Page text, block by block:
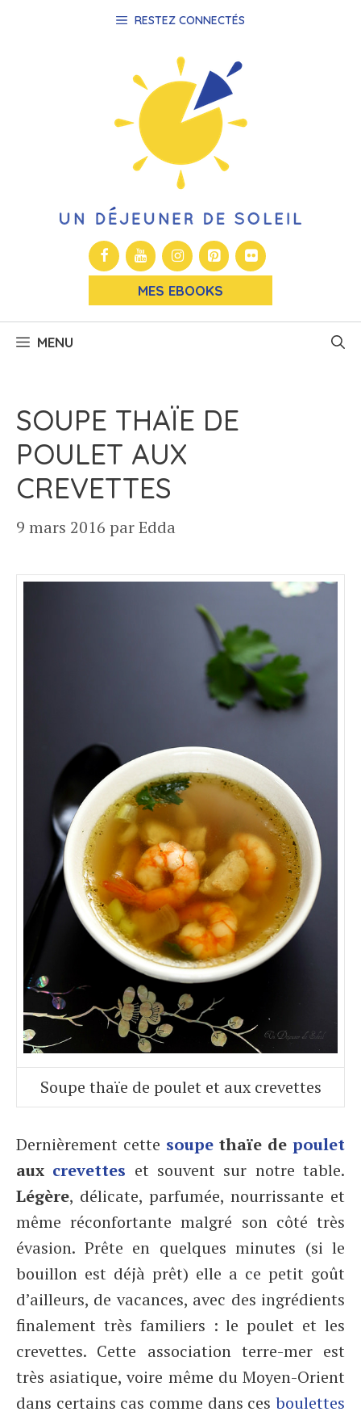
RESTEZ CONNECTÉS
MES EBOOKS
MENU
SOUPE THAÏE DE
POULET AUX
CREVETTES
9 mars 2016 parEdda
Soupe thaïe de poulet et aux crevettes
Dernièrement cette soupethaïe depoulet
aux crevettes et souvent sur notre table.
Légère, délicate, parfumée, nourrissante et
même réconfortante malgré son côté très
évasion. Prête en quelques minutes (si le
bouillon est déjà prêt) elle a ce petit goût
d’ailleurs, de vacances, avec des ingrédients
finalement très familiers : le poulet et les
crevettes. Cette association terre-mer est
très asiatique, voire même du Moyen-Orient
dans certains cas comme dans ces boulettes